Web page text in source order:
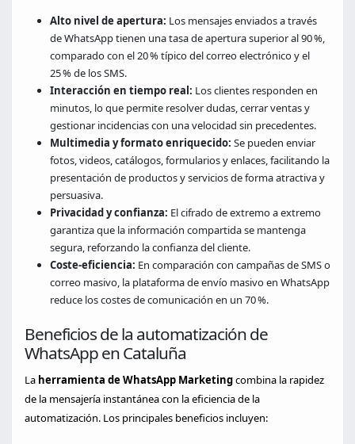
Alto nivel de apertura: Los mensajes enviados a través
de WhatsApp tienen una tasa de apertura superior al 90 %,
comparado con el 20 % típico del correo electrónico y el
25 % de los SMS.
Interacción en tiempo real: Los clientes responden en
minutos, lo que permite resolver dudas, cerrar ventas y
gestionar incidencias con una velocidad sin precedentes.
Multimedia y formato enriquecido: Se pueden enviar
fotos, videos, catálogos, formularios y enlaces, facilitando la
presentación de productos y servicios de forma atractiva y
persuasiva.
Privacidad y confianza: El cifrado de extremo a extremo
garantiza que la información compartida se mantenga
segura, reforzando la confianza del cliente.
Coste‑eficiencia: En comparación con campañas de SMS o
correo masivo, la plataforma de envío masivo en WhatsApp
reduce los costes de comunicación en un 70 %.
Beneficios de la automatización de
WhatsApp en Cataluña
La herramienta de WhatsApp Marketingcombina la rapidez
de la mensajería instantánea con la eficiencia de la
automatización. Los principales beneficios incluyen: